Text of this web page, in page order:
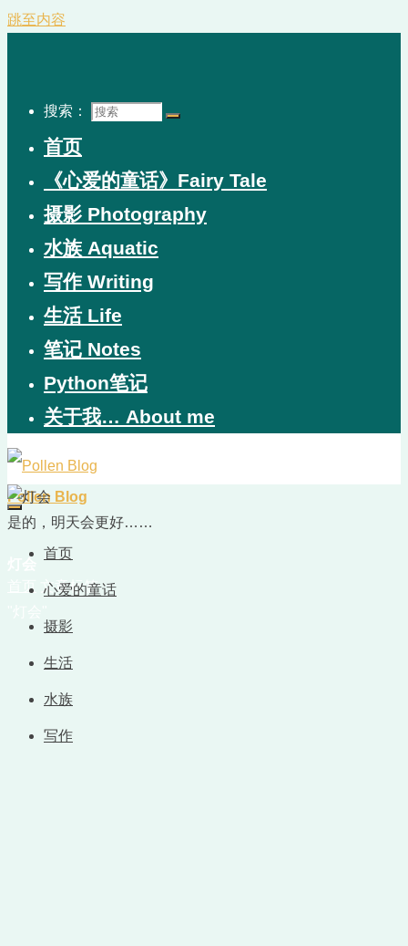
跳至内容
搜索：
首页
《心爱的童话》Fairy Tale
摄影 Photography
水族 Aquatic
写作 Writing
生活 Life
笔记 Notes
Python笔记
关于我… About me
Pollen Blog
是的，明天会更好……
首页
心爱的童话
摄影
生活
水族
写作
首页
文章标签